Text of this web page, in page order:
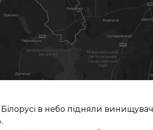
в небо підняли винищувач